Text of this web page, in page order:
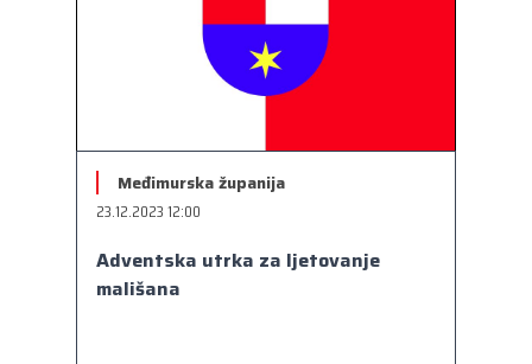
Međimurska županija
23.12.2023 12:00
Adventska utrka za ljetovanje
mališana